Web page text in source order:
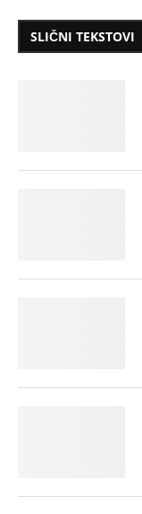
SLIČNI TEKSTOVI